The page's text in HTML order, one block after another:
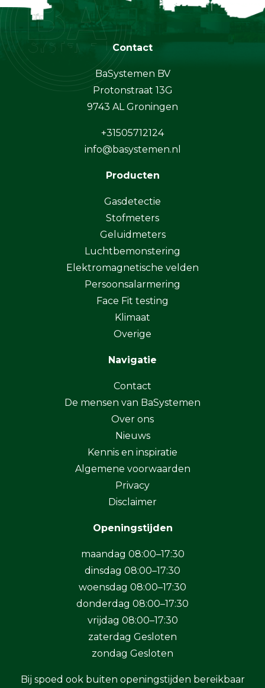
Contact
BaSystemen BV
Protonstraat 13G
9743 AL Groningen
+31505712124
info@basystemen.nl
Producten
Gasdetectie
Stofmeters
Geluidmeters
Luchtbemonstering
Elektromagnetische velden
Persoonsalarmering
Face Fit testing
Klimaat
Overige
Navigatie
Contact
De mensen van BaSystemen
Over ons
Nieuws
Kennis en inspiratie
Algemene voorwaarden
Privacy
Disclaimer
Openingstijden
maandag 08:00–17:30
dinsdag 08:00–17:30
woensdag 08:00–17:30
donderdag 08:00–17:30
vrijdag 08:00–17:30
zaterdag Gesloten
zondag Gesloten
Bij spoed ook buiten openingstijden bereikbaar